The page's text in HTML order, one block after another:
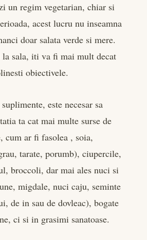
un regim vegetarian, chiar si
acest lucru nu inseamna
doar salata verde si mere.
sala, iti va fi mai mult decat
obiectivele.
este necesar sa
ta cat mai multe surse de
cum ar fi fasolea , soia,
tarate, porumb), ciupercile,
broccoli, dar mai ales nuci si
migdale, nuci caju, seminte
de in sau de dovleac), bogate
ci si in grasimi sanatoase.